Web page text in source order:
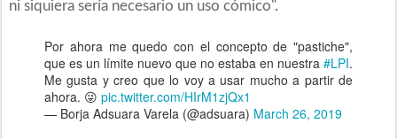
ni siquiera sería necesario un uso cómico".
Por ahora me quedo con el concepto de "pastiche",
que es un límite nuevo que no estaba en nuestra #LPI.
Me gusta y creo que lo voy a usar mucho a partir de
ahora. 😜 pic.twitter.com/HIrM1zjQx1
— Borja Adsuara Varela (@adsuara) March 26, 2019